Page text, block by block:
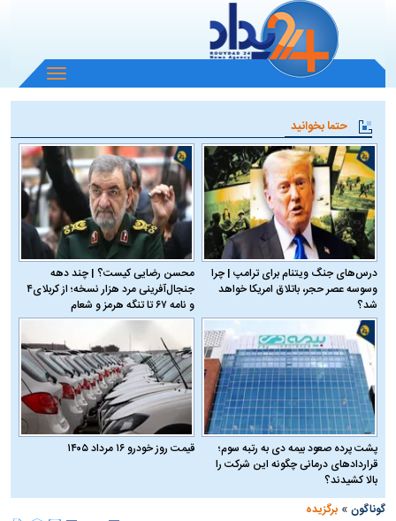
باز
و
منو
حتما بخوانید
درس‌های جنگ ویتنام برای ترامپ | چرا
وسوسه عصر حجر، باتلاق امریکا خواهد
شد؟
محسن رضایی کیست؟ | چند دهه
جنجال‌آفرینی مرد هزار نسخه؛ از کربلای۴
و نامه ۶۷ تا تنگه هرمز و شعام
پشت پرده صعود بیمه دی به رتبه سوم؛
قراردادهای درمانی چگونه این شرکت را
بالا کشیدند؟
قیمت روز خودرو ۱۶ مرداد ۱۴۰۵
گوناگون »برگزیده